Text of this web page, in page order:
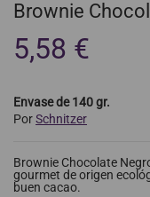
Brownie
5,58 €
Envase de 140 gr.
PorSchnitzer
Brownie Chocolate
gourmet de origen
buen cacao.